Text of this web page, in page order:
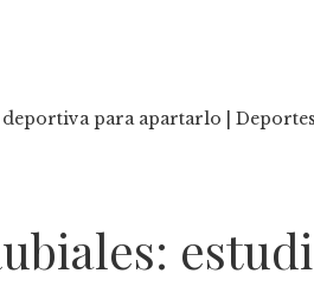
para apartarlo | Deportes